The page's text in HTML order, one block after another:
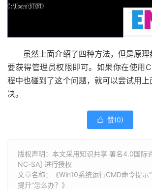
虽然上面介绍了四种方法，但是原理
要获得管理员权限即可。如果你在使用
程中也碰到了这个问题，就可以尝试用
决。
 赞(0)
版权声明：本文采用知识共享 署名4.0国际
NC-SA] 进行授权
文章名称：《Win10系统运行CMD命令提示
提升”怎么办？》